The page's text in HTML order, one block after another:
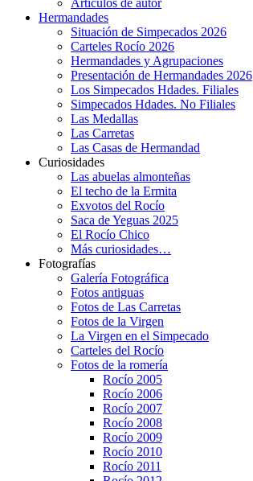
Artículos de autor
Hermandades
Situación de Simpecados 2026
Carteles Rocío 2026
Hermandades y Agrupaciones
Presentación de Hermandades 2026
Los Simpecados Hdades. Filiales
Simpecados Hdades. No Filiales
Las Medallas
Las Carretas
Las Casas de Hermandad
Curiosidades
Las abuelas almonteñas
El techo de la Ermita
Exvotos del Rocío
Saca de Yeguas 2025
El Rocío Chico
Más curiosidades…
Fotografías
Galería Fotográfica
Fotos antiguas
Fotos de Las Carretas
Fotos de la Virgen
La Virgen en el Simpecado
Carteles del Rocío
Fotos de la romería
Rocío 2005
Rocío 2006
Rocío 2007
Rocío 2008
Rocío 2009
Rocío 2010
Rocío 2011